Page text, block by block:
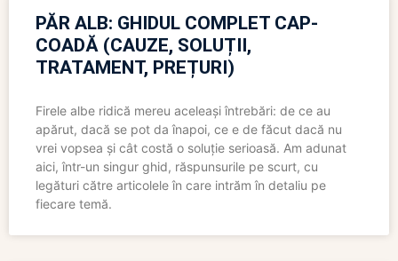
PĂR ALB: GHIDUL COMPLET CAP-
COADĂ (CAUZE, SOLUȚII,
TRATAMENT, PREȚURI)
Firele albe ridică mereu aceleași întrebări: de ce au
apărut, dacă se pot da înapoi, ce e de făcut dacă nu
vrei vopsea și cât costă o soluție serioasă. Am adunat
aici, într-un singur ghid, răspunsurile pe scurt, cu
legături către articolele în care intrăm în detaliu pe
fiecare temă.